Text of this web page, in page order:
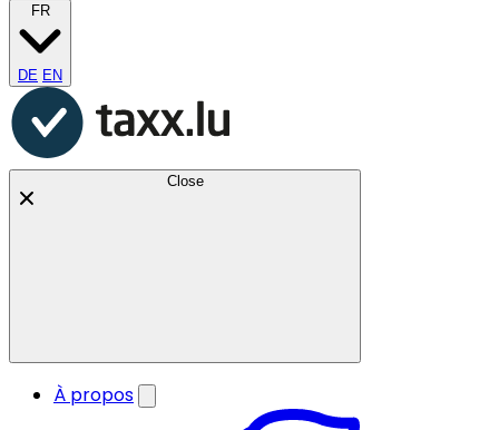
FR
DE EN
Close
À propos